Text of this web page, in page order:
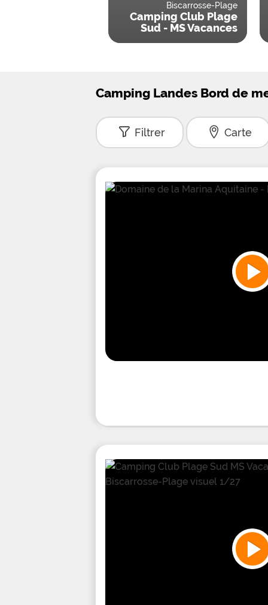
Biscarrosse-Plage
Camping Club Plage
Sud - MS Vacances
Camping Landes Bord de
Filtrer Carte